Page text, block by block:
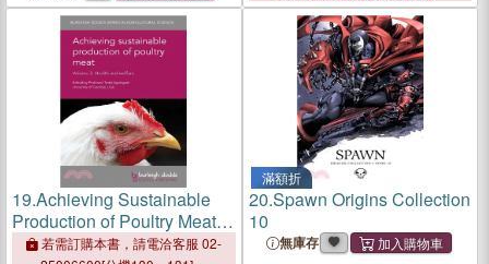
19.Achieving Sustainable
Production of Poultry Meat ─
Animal Health and Welfare
若需訂購本書，請電洽客服 02-
滿額折
20.Spawn Origins Collection
10
無庫存